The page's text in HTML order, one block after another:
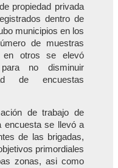
propiedad privada
dentro de
municipios en los
de muestras
en otros se elevó
no disminuir
de encuestas
de trabajo de
encuesta se llevó a
de las brigadas,
primordiales
zonas, asi como